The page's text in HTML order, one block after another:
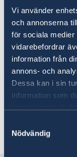
Vi använder
och annonserna
för sociala
vidarebefordrar
information från
annons- och
Dessa kan i sin
information som
Nödvändig
29 juin 2026
de la FAO
03 juin 2026